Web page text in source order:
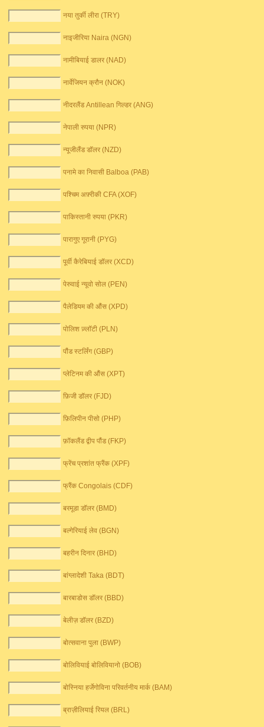
नया तुर्की लीरा (TRY)
नाइजीरिया Naira (NGN)
नामीबियाई डालर (NAD)
नार्वेजियन क्रौन (NOK)
नीदरलैंड Antillean गिल्डर (ANG)
नेपाली रुपया (NPR)
न्यूजीलैंड डॉलर (NZD)
पनामे का निवासी Balboa (PAB)
पश्चिम अफ़्रीकी CFA (XOF)
पाकिस्तानी रुपया (PKR)
पारागुए गूरानी (PYG)
पूर्वी कैरेबियाई डॉलर (XCD)
पेरुवाई न्यूवो सोल (PEN)
पैलेडियम की औंस (XPD)
पोलिश ज़्लॉटी (PLN)
पौंड स्टर्लिंग (GBP)
प्लेटिनम की औंस (XPT)
फ़िजी डॉलर (FJD)
फ़िलिपीन पीसो (PHP)
फ़ॉकलैंड द्वीप पौंड (FKP)
फ्रेंच प्रशांत फ्रैंक (XPF)
फ्रैंक Congolais (CDF)
बरमूडा डॉलर (BMD)
बल्गेरियाई लेव (BGN)
बहरीन दिनार (BHD)
बांग्लादेशी Taka (BDT)
बारबाडोस डॉलर (BBD)
बेलीज़ डॉलर (BZD)
बोत्सवाना पुला (BWP)
बोलिवियाई बोलिवियानो (BOB)
बोस्निया हर्जेगोविना परिवर्तनीय मार्क (BAM)
ब्राज़ीलियाई रियल (BRL)